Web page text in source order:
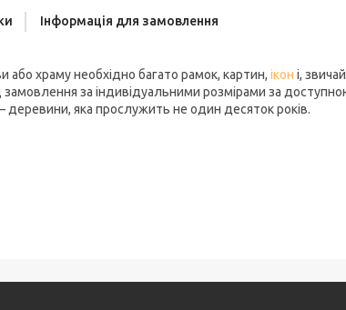
Інформація для замовлення
храму необхідно багато рамок, картин, ікон і,
замовлення за індивідуальними розмірами за
деревини, яка прослужить не один десяток років.